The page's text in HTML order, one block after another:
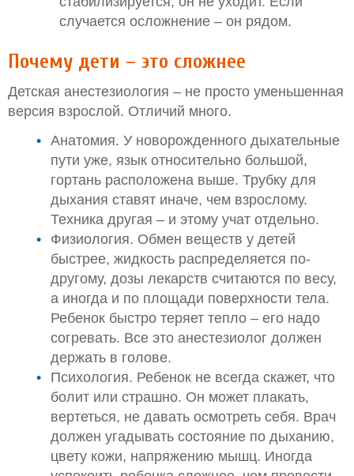
случается осложнение – он рядом.
Почему дети – это сложнее
Детская анестезиология – не просто уменьшенная
версия взрослой. Отличий много.
Анатомия. У новорожденного дыхательные
пути уже, язык относительно большой,
гортань расположена выше. Трубку для
дыхания ставят иначе, чем взрослому.
Техника другая – и этому учат отдельно.
Физиология. Обмен веществ у детей
быстрее, жидкость распределяется по-
другому, дозы лекарств считаются по весу,
а иногда и по площади поверхности тела.
Ребенок быстро теряет тепло – его надо
согревать. Все это анестезиолог должен
держать в голове.
Психология. Ребенок не всегда скажет, что
болит или страшно. Он может плакать,
вертеться, не давать осмотреть себя. Врач
должен угадывать состояние по дыханию,
цвету кожи, напряжению мышц. Иногда